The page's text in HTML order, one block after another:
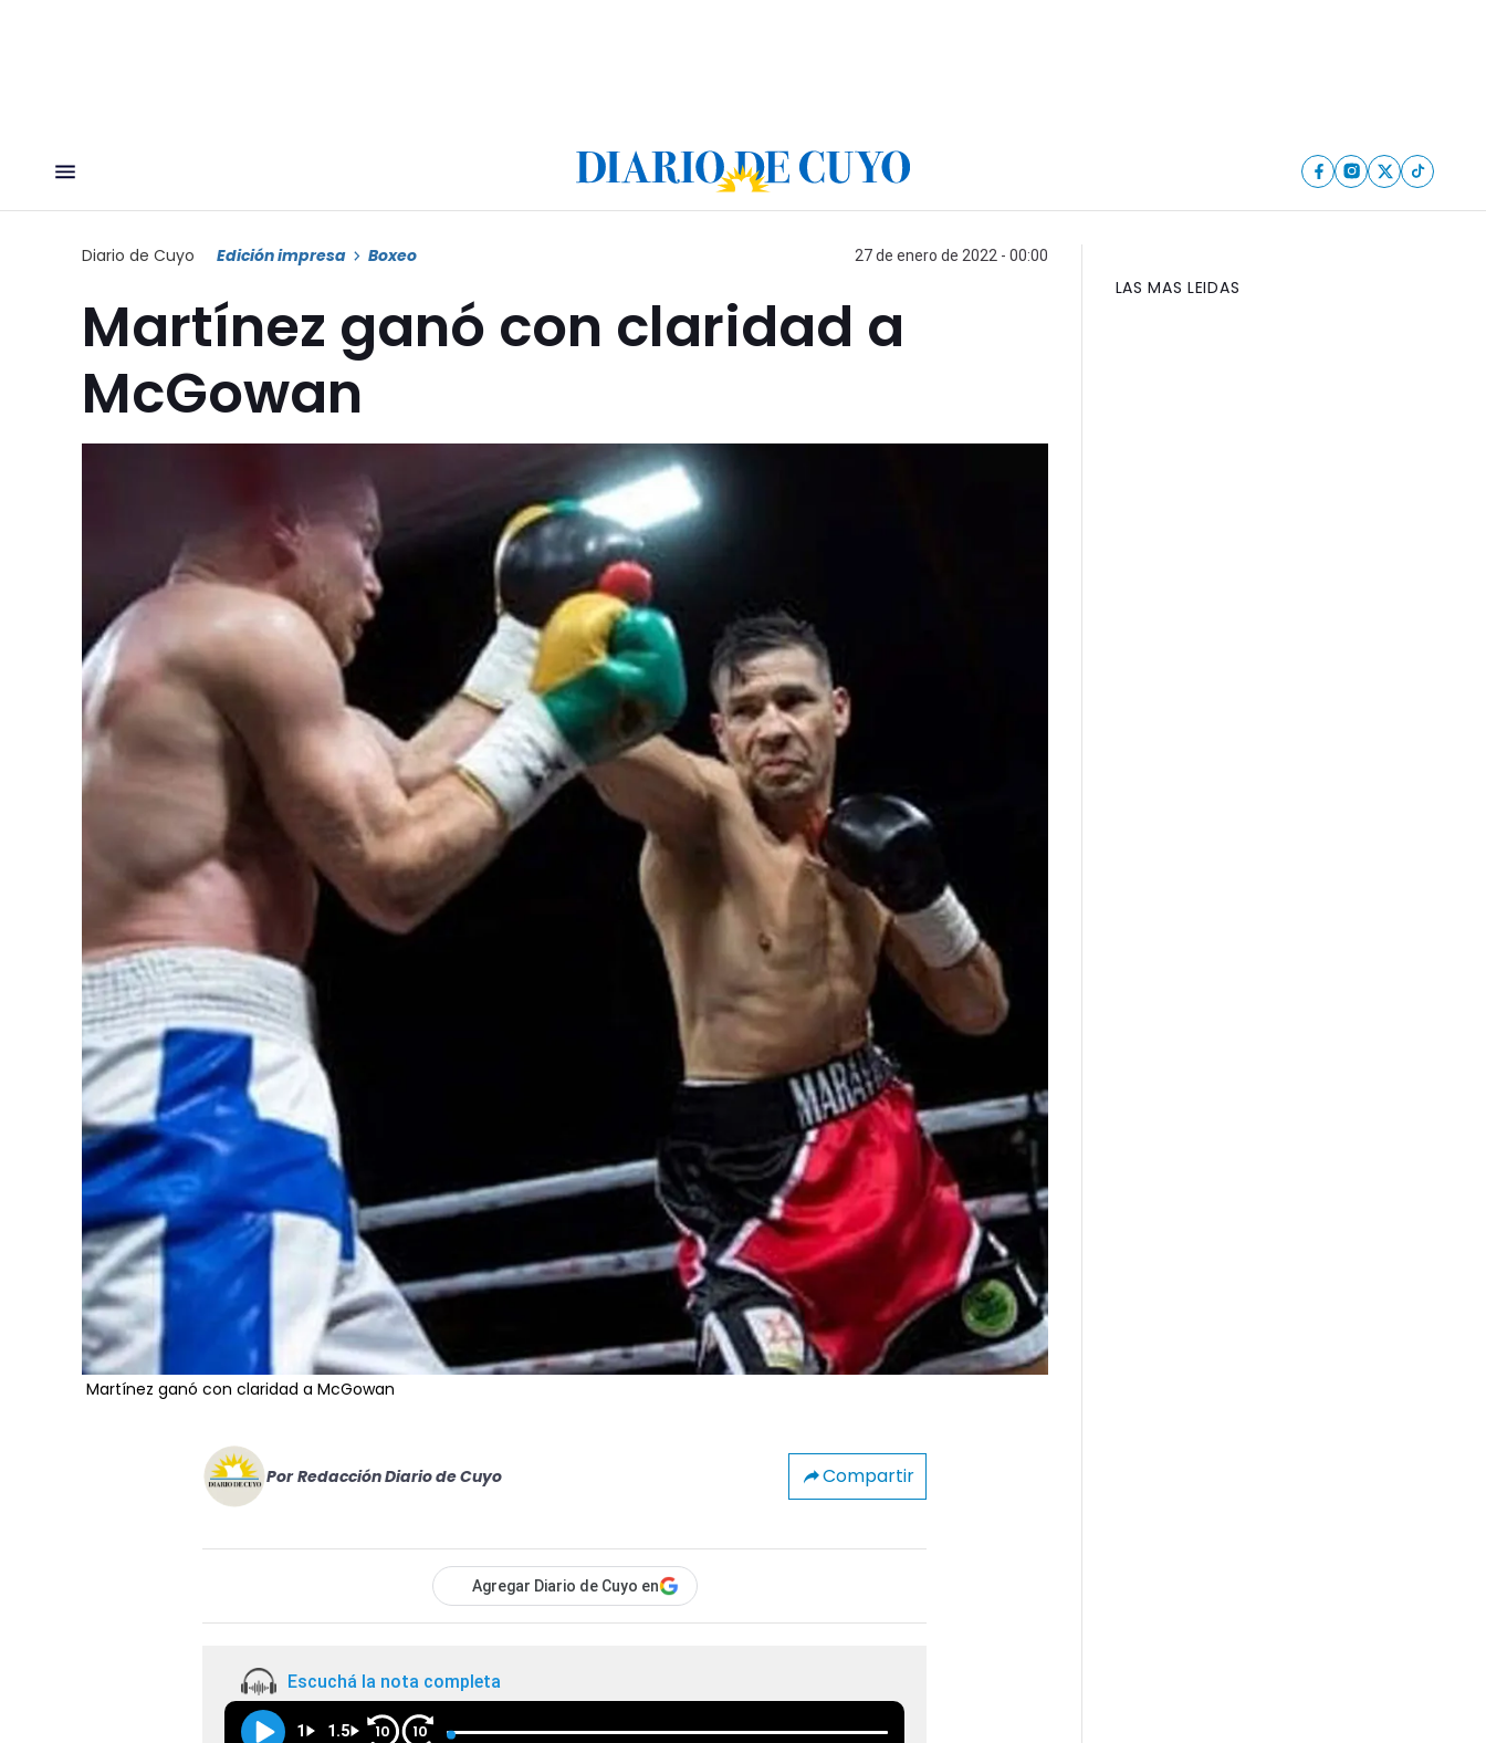
Diario de Cuyo Edición impresa Boxeo 27 de enero de 2022 - 00:00
Martínez ganó con claridad a
McGowan
Martínez ganó con claridad a McGowan
Por Redacción Diario de Cuyo Compartir
Agregar Diario de Cuyo en
Escuchá la nota completa
1 1.5 10 10
LAS MAS LEIDAS